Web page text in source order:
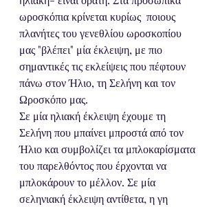
ωροσκόπια κρίνεται κυρίως  ποιους
πλανήτες του γενεθλίου ωροσκοπίου
μας "βλέπει" μία έκλειψη, με πιο
σημαντικές τις εκλείψεις που πέφτουν
πάνω στον Ήλιο, τη Σελήνη και τον
Ωροσκόπο μας.
Σε μία ηλιακή έκλειψη έχουμε τη
Σελήνη που μπαίνει μπροστά από τον
Ήλιο και συμβολίζει τα μπλοκαρίσματα
του παρελθόντος που έρχονται να
μπλοκάρουν το μέλλον. Σε μία
σεληνιακή έκλειψη αντίθετα, η γη